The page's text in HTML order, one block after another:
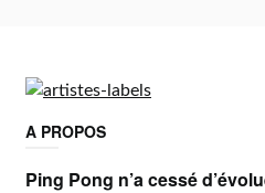
A PROPOS
Ping Pong n’a cessé